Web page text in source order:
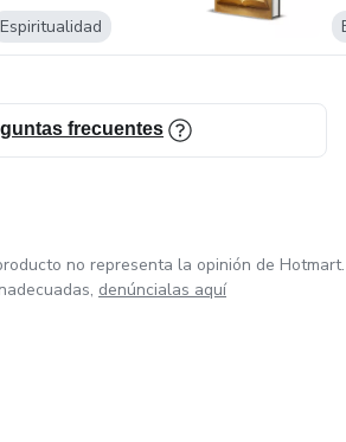
Espiritualidad
frecuentes
no representa la opinión de Hotmart.
denúncialas aquí